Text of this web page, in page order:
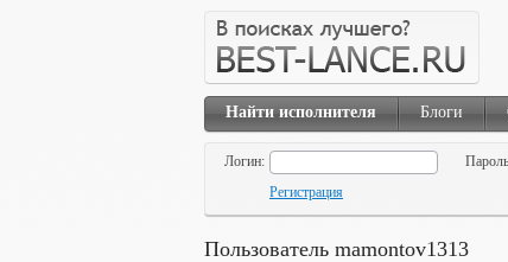
Найти исполнителя Блоги
Логин:
Регистрация
Пользователь mamontov1313